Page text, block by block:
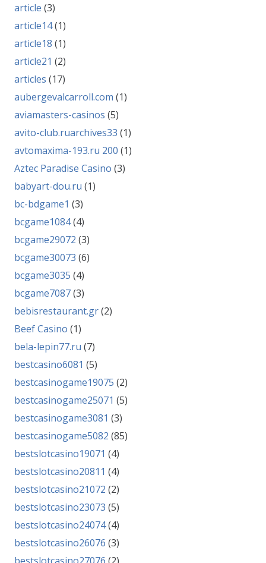
article (3)
article14(1)
article18 (1)
article21 (2)
articles (17)
aubergevalcarroll.com (1)
aviamasters-casinos (5)
avito-club.ruarchives33 (1)
avtomaxima-193.ru 200 (1)
Aztec Paradise Casino (3)
babyart-dou.ru (1)
bc-bdgame1 (3)
bcgame1084(4)
bcgame29072 (3)
bcgame30073 (6)
bcgame3035 (4)
bcgame7087(3)
bebisrestaurant.gr(2)
Beef Casino (1)
bela-lepin77.ru (7)
bestcasino6081 (5)
bestcasinogame19075 (2)
bestcasinogame25071 (5)
bestcasinogame3081 (3)
bestcasinogame5082 (85)
bestslotcasino19071 (4)
bestslotcasino20811 (4)
bestslotcasino21072 (2)
bestslotcasino23073 (5)
bestslotcasino24074(4)
bestslotcasino26076 (3)